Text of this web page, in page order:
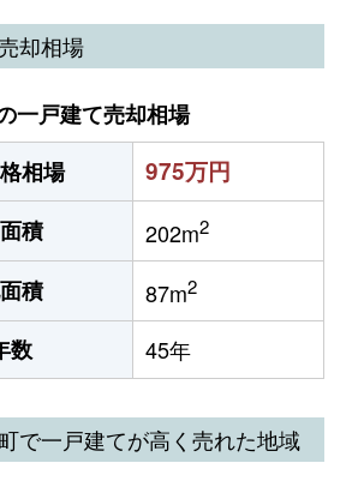
却相場
一戸建て売却相場
相場
975万円
積 202m2
積 87m2
数 45年
で一戸建てが高く売れた地域